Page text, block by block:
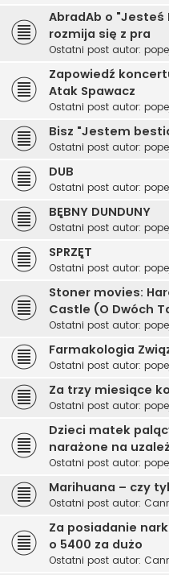
AbradAb o "Jesteś
rozmija się z pra
Ostatni post autor:
Zapowiedź
Atak Spawacz
Ostatni post autor:
Bisz "Jestem
Ostatni post autor:
DUB
Ostatni post autor:
BĘBNY DUNDUNY
Ostatni post autor:
SPRZĘT
Ostatni post autor:
Stoner movies:
Castle (O Dwóch
Ostatni post autor:
Farmakologia
Ostatni post autor:
Za trzy miesiące
Ostatni post autor:
Dzieci matek
narażone na uzależ
Ostatni post autor:
Marihuana – czy
Ostatni post autor:
Za posiadanie
o 5400 za dużo
Ostatni post autor: